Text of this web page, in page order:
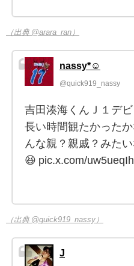
（出典 @arara_ran）
nassy*☺︎︎
@quick919_nassy
吉田湊海くんＪ１デ
長い時間観たかった
んな親？親戚？みた
😆 pic.x.com/
（出典 @quick919_nassy）
J